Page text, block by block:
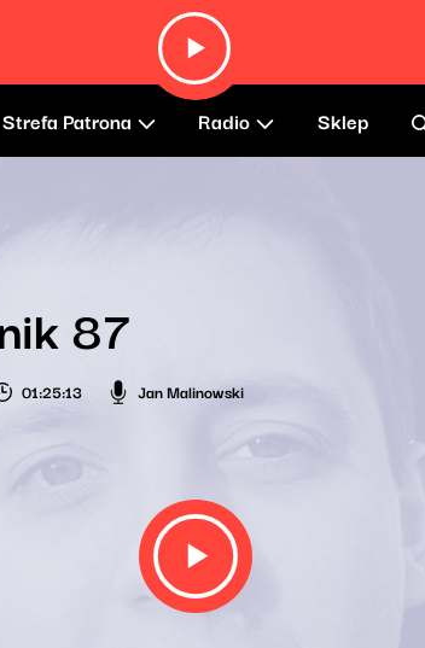
Strefa Patrona Radio Sklep
87
01:25:13 Jan Malinowski